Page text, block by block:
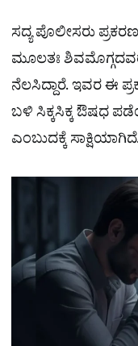
ಸದ್ಯ ಪೊಲೀಸರು
ಮೂಲತಃ
ನೆಲಸಿದ್ದಾರೆ. ಇವರ ಈ
ಬಳಿ ಸಿಕ್ಕಸಿಕ್ಕ ಔಷಧ
ಎಂಬುದಕ್ಕೆ